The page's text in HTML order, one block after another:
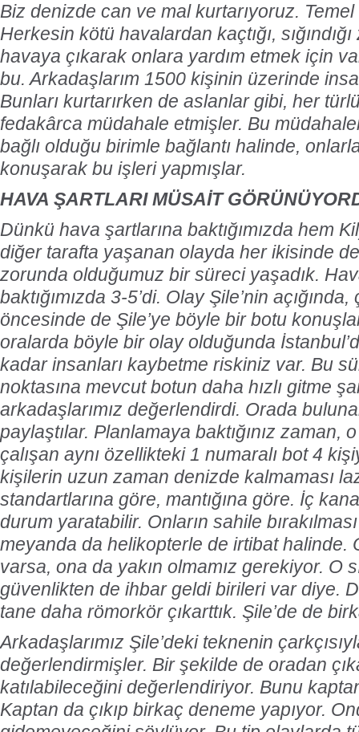
Biz denizde can ve mal kurtarıyoruz.
Herkesin kötü havalardan kaçtığı,
havaya çıkarak onlara yardım etmek için
bu. Arkadaşlarım 1500 kişinin üzerinde
Bunları kurtarırken de aslanlar gibi, her
fedakârca müdahale etmişler. Bu
bağlı olduğu birimle bağlantı halinde,
konuşarak bu işleri yapmışlar.
HAVA ŞARTLARI MÜSAİT
Dünkü hava şartlarına baktığımızda hem
diğer tarafta yaşanan olayda her ikisinde
zorunda olduğumuz bir süreci yaşadık.
baktığımızda 3-5’di. Olay Şile’nin
öncesinde de Şile’ye böyle bir botu
oralarda böyle bir olay olduğunda
kadar insanları kaybetme riskiniz var. Bu
noktasına mevcut botun daha hızlı gitme
arkadaşlarımız değerlendirdi. Orada
paylaştılar. Planlamaya baktığınız zaman,
çalışan aynı özellikteki 1 numaralı bot 4
kişilerin uzun zaman denizde kalmaması
standartlarına göre, mantığına göre. İç
durum yaratabilir. Onların sahile
meyanda da helikopterle de irtibat halinde.
varsa, ona da yakın olmamız gerekiyor. O
güvenlikten de ihbar geldi birileri var diye.
tane daha römorkör çıkarttık. Şile’de de
Arkadaşlarımız Şile’deki teknenin
değerlendirmişler. Bir şekilde de oradan
katılabileceğini değerlendiriyor. Bunu
Kaptan da çıkıp birkaç deneme yapıyor.